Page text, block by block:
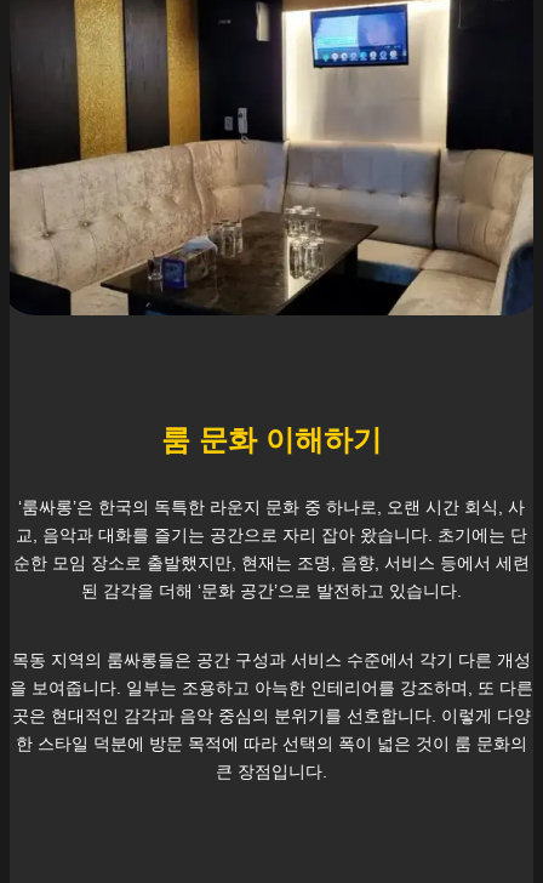
룸 문화 이해하기
‘룸싸롱’은 한국의 독특한 라운지 문화 중 하나로, 오랜 시간 회식, 사
교, 음악과 대화를 즐기는 공간으로 자리 잡아 왔습니다. 초기에는 단
순한 모임 장소로 출발했지만, 현재는 조명, 음향, 서비스 등에서 세련
된 감각을 더해 ‘문화 공간’으로 발전하고 있습니다.
목동 지역의 룸싸롱들은 공간 구성과 서비스 수준에서 각기 다른 개성
을 보여줍니다. 일부는 조용하고 아늑한 인테리어를 강조하며, 또 다른
곳은 현대적인 감각과 음악 중심의 분위기를 선호합니다. 이렇게 다양
한 스타일 덕분에 방문 목적에 따라 선택의 폭이 넓은 것이 룸 문화의
큰 장점입니다.